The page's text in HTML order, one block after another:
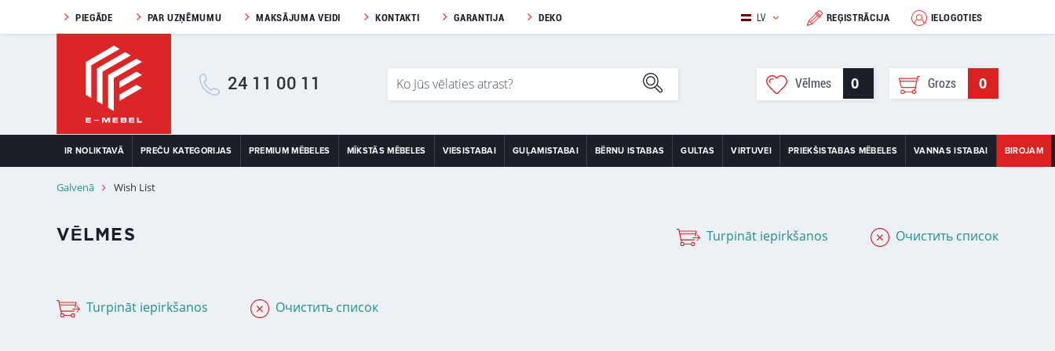
PIEGĀDE PAR UZŅĒMUMU MAKSĀJUMA VEIDI KONTAKTI GARANTIJA DEKO LV REĢISTRĀCIJA IELOGOTIES
24 11 00 11 Vēlmes 0 Grozs 0
IR NOLIKTAVĀ PREČU KATEGORIJAS PREMIUM MĒBELES MĪKSTĀS MĒBELES VIESISTABAI GUĻAMISTABAI BĒRNU ISTABAS GULTAS VIRTUVEI PRIEKŠISTABAS MĒBELES VANNAS ISTABAI BIROJAM
Galvenā Wish List
VĒLMES Turpināt iepirkšanos Очистить список
Turpināt iepirkšanos Очистить список